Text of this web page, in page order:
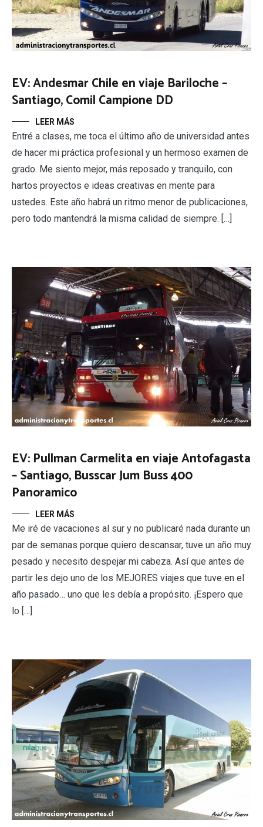
EV: Andesmar Chile en viaje Bariloche –
Santiago, Comil Campione DD
LEER MÁS
Entré a clases, me toca el último año de universidad antes
de hacer mi práctica profesional y un hermoso examen de
grado. Me siento mejor, más reposado y tranquilo, con
hartos proyectos e ideas creativas en mente para
ustedes. Este año habrá un ritmo menor de publicaciones,
pero todo mantendrá la misma calidad de siempre. […]
EV: Pullman Carmelita en viaje Antofagasta
– Santiago, Busscar Jum Buss 400
Panoramico
LEER MÁS
Me iré de vacaciones al sur y no publicaré nada durante un
par de semanas porque quiero descansar, tuve un año muy
pesado y necesito despejar mi cabeza. Así que antes de
partir les dejo uno de los MEJORES viajes que tuve en el
año pasado… uno que les debía a propósito. ¡Espero que
lo […]